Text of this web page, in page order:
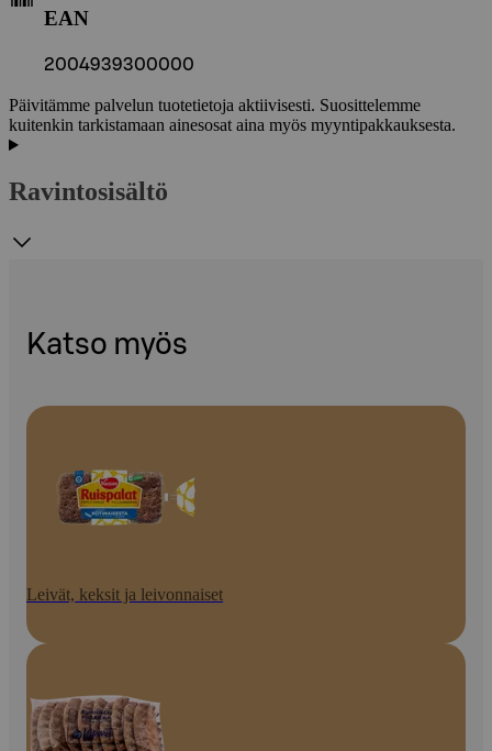
EAN
2004939300000
Päivitämme palvelun tuotetietoja aktiivisesti. Suosittelemme
kuitenkin tarkistamaan ainesosat aina myös myyntipakkauksesta.
Ravintosisältö
Katso myös
Leivät, keksit ja leivonnaiset